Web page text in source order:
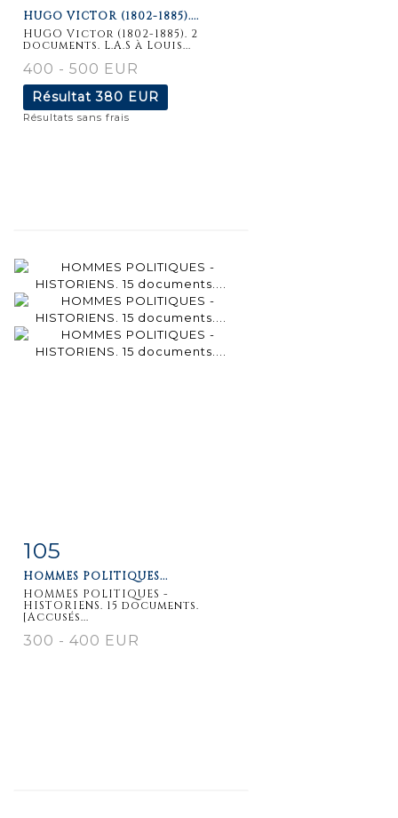
HUGO VICTOR (1802-1885)....
HUGO Victor (1802-1885). 2
documents. L.A.S à Louis...
400 - 500 EUR
Résultat380 EUR
Résultats sans frais
105
HOMMES POLITIQUES...
HOMMES POLITIQUES -
HISTORIENS. 15 documents.
[Accusés...
300 - 400 EUR